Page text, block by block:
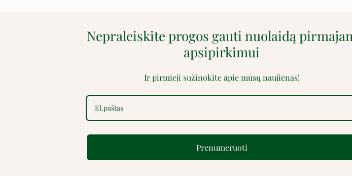
Nepraleiskite progos gauti nuolaidą
apsipirkimui
Ir pirmieji sužinokite apie mūsų naujienas!
Prenumeruoti